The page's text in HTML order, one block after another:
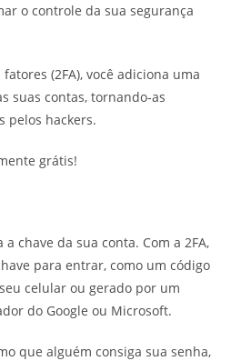
o controle da sua segurança
(2FA), você adiciona uma
suas contas, tornando-as
hackers.
grátis!
chave da sua conta. Com a 2FA,
para entrar, como um código
celular ou gerado por um
do Google ou Microsoft.
que alguém consiga sua senha,